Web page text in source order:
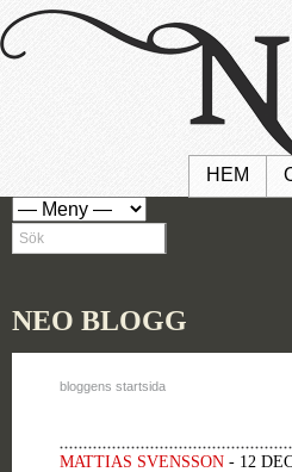
HEM
NEO BLOGG
bloggens startsida
MATTIAS SVENSSON - 12